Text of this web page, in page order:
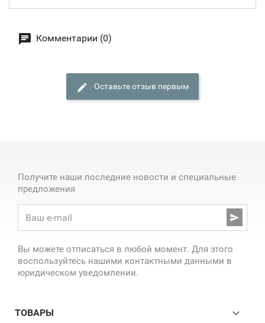
Комментарии (0)
Оставьте отзыв первым
Получите наши последние новости и специальные
предложения

Вы можете отписаться в любой момент. Для этого
воспользуйтесь нашими контактными данными в
юридическом уведомлении.
ТОВАРЫ 